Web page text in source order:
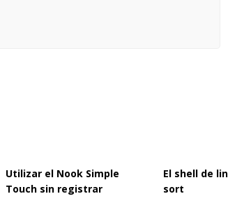
Utilizar el Nook Simple
Touch sin registrar
El shell de
sort